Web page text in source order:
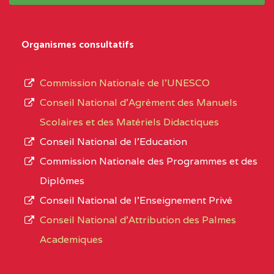
D'ENSEIGNEMENT
PROFESSIONNEL
(CEGEP) STE FOI BP
:4740 YAOUNDE
CENTRE
COLLEGE PANAFRICAIN
DE L'EXCELLENCE BP
CENTRE
COLLEGE PRIVE
type
L’offre
d’éducation
de
Organismes consultatifs
Commission Nationale de l’UNESCO
Conseil National d’Agrément des Manuels
Scolaires et des Matériels Didactiques
Conseil National de l’Education
Commission Nationale des Programmes et des
Diplômes
Conseil National de l’Enseignement Privé
Conseil National d'Attribution des Palmes
Academiques